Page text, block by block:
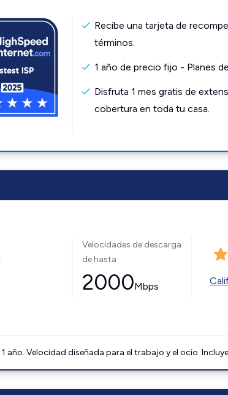
Recibe una tarjeta de
términos.
1 año de precio fijo - Planes
Disfruta 1 mes gratis de
cobertura en toda tu casa.
Velocidades de descarga
de hasta
2000Mbps
año. Velocidad diseñada para el trabajo y el ocio.